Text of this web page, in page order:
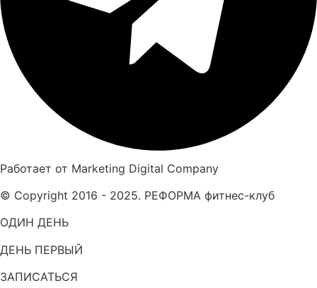
Работает от Marketing Digital Company
© Copyright 2016 - 2025. РЕФОРМА фитнес-клуб
ОДИН ДЕНЬ
ДЕНЬ ПЕРВЫЙ
ЗАПИСАТЬСЯ